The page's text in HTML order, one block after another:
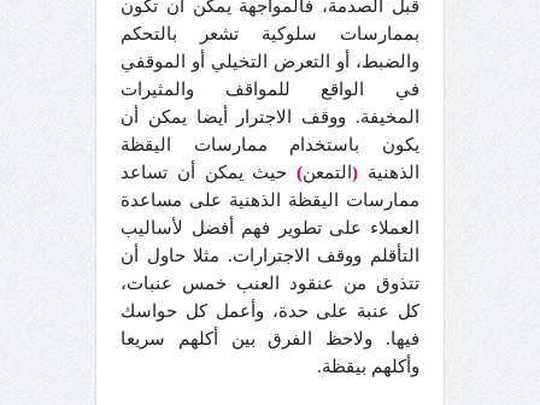
قبل الصدمة، فالمواجهة يمكن أن تكون
بممارسات سلوكية تشعر بالتحكم
والضبط، أو التعرض التخيلي أو الموقفي
في الواقع للمواقف والمثيرات
المخيفة. ووقف الاجترار أيضا يمكن أن
يكون باستخدام ممارسات اليقظة
الذهنية (التمعن) حيث يمكن أن تساعد
ممارسات اليقظة الذهنية على مساعدة
العملاء على تطوير فهم أفضل لأساليب
التأقلم ووقف الاجترارات. مثلا حاول أن
تتذوق من عنقود العنب خمس عنبات،
كل عنبة على حدة، وأعمل كل حواسك
فيها. ولاحظ الفرق بين أكلهم سريعا
وأكلهم بيقظة.